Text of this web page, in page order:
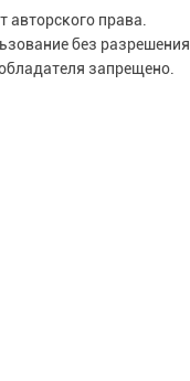
авторского права.
без разрешения
запрещено.